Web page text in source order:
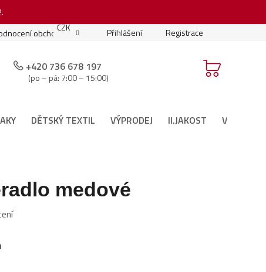
obchodu Moje objednávka Podmínky soutěže
CZK Přihlášení Registrace
+420 736 678 197
(po – pá: 7:00 – 15:00)
DĚTSKÝ TEXTIL VÝPRODEJ II.JAKOST VÁNOČNÍ
medové